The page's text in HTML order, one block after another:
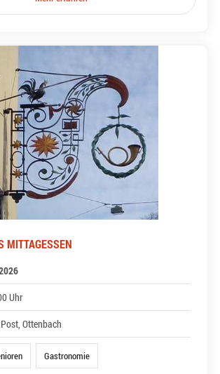
MITTAGESSEN
Uhr
Ottenbach
Gastronomie